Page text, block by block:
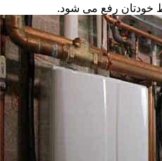
خودتان رفع می شود.